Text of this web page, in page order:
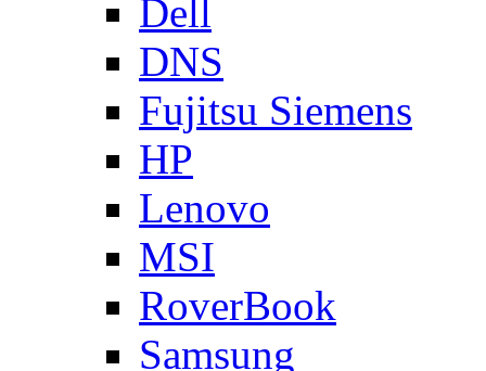
Dell
DNS
Fujitsu Siemens
HP
Lenovo
MSI
RoverBook
Samsung